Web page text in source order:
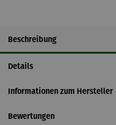
Beschreibung
Details
Informationen zum Hersteller
Bewertungen